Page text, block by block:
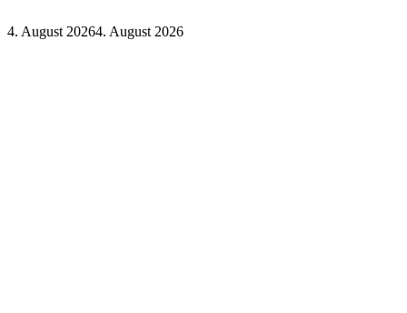
4. August 20264. August 2026